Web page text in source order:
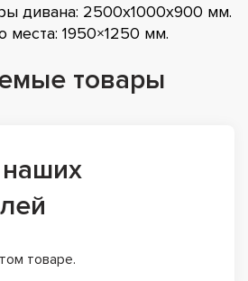
дивана: 2500x1000x900 мм.
места: 1950×1250 мм.
товары
товаре.